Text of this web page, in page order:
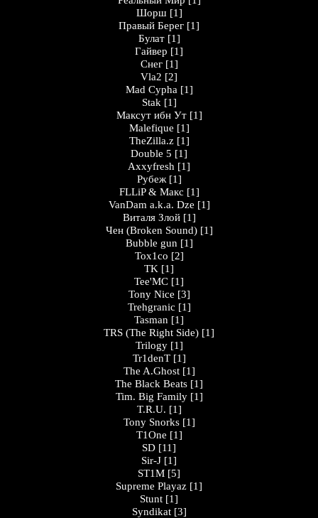
Шорш [1]
Правый Берег [1]
Булат [1]
Гайвер [1]
Снег [1]
Vla2 [2]
Mad Cypha [1]
Stak [1]
Максут ибн Ут [1]
Malefique [1]
TheZilla.z [1]
Double 5 [1]
Axxyfresh [1]
Рубеж [1]
FLLiP & Макс [1]
VanDam a.k.a. Dze [1]
Виталя Злой [1]
Чен (Broken Sound) [1]
Bubble gun [1]
Tox1co [2]
TK [1]
Tee'MC [1]
Tony Nice [3]
Trehgranic [1]
Tasman [1]
TRS (The Right Side) [1]
Trilogy [1]
Tr1denT [1]
The A.Ghost [1]
The Black Beats [1]
Tim. Big Family [1]
T.R.U. [1]
Tony Snorks [1]
T1One [1]
SD [11]
Sir-J [1]
ST1M [5]
Supreme Playaz [1]
Stunt [1]
Syndikat [3]